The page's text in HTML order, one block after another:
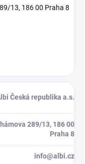
13, 186 00 Praha 8
Česká republika a.s.
289/13, 186 00
Praha 8
info@albi.cz